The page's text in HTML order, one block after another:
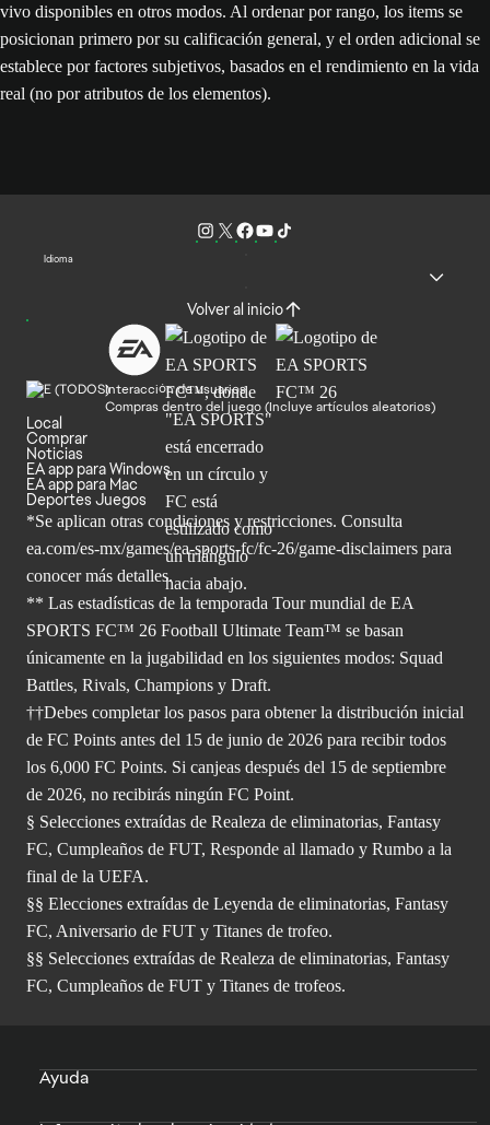
vivo disponibles en otros modos. Al ordenar por rango, los items se
posicionan primero por su calificación general, y el orden adicional se
establece por factores subjetivos, basados en el rendimiento en la vida
real (no por atributos de los elementos).
Idioma
Volver al inicio
Interacción de usuarios
Compras dentro del juego (Incluye artículos aleatorios)
Local
Comprar
Noticias
EA app para Windows
EA app para Mac
Deportes Juegos
*Se aplican otras condiciones y restricciones. Consulta
ea.com/es-mx/games/ea-sports-fc/fc-26/game-disclaimers para
conocer más detalles.
** Las estadísticas de la temporada Tour mundial de EA
SPORTS FC™ 26 Football Ultimate Team™ se basan
únicamente en la jugabilidad en los siguientes modos: Squad
Battles, Rivals, Champions y Draft.
††Debes completar los pasos para obtener la distribución inicial
de FC Points antes del 15 de junio de 2026 para recibir todos
los 6,000 FC Points. Si canjeas después del 15 de septiembre
de 2026, no recibirás ningún FC Point.
§ Selecciones extraídas de Realeza de eliminatorias, Fantasy
FC, Cumpleaños de FUT, Responde al llamado y Rumbo a la
final de la UEFA.
§§ Elecciones extraídas de Leyenda de eliminatorias, Fantasy
FC, Aniversario de FUT y Titanes de trofeo.
§§ Selecciones extraídas de Realeza de eliminatorias, Fantasy
FC, Cumpleaños de FUT y Titanes de trofeos.
Ayuda